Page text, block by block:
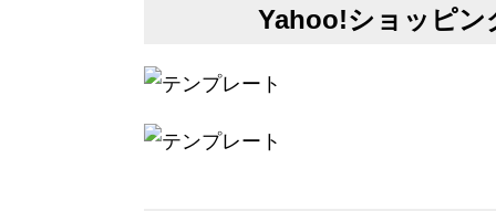
Yahoo!ショッピン